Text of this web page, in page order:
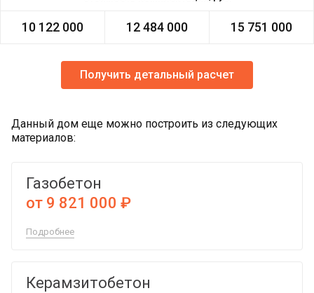
10 122 000 12 484 000 15 751 000
Получить детальный расчет
Данный дом еще можно построить из следующих
материалов:
Газобетон
от 9 821 000 ₽
Подробнее
Керамзитобетон